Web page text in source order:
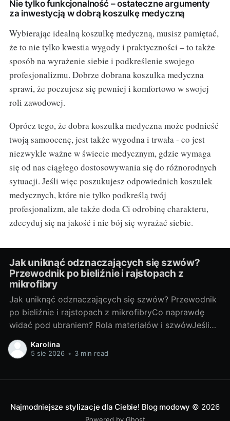
Nie tylko funkcjonalność – ostateczne argumenty
za inwestycją w dobrą koszulkę medyczną
Wybierając idealną koszulkę medyczną, musisz pamiętać,
że to nie tylko kwestia wygody i praktyczności – to także
sposób na wyrażenie siebie i podkreślenie swojego
profesjonalizmu. Dobrze dobrana koszulka medyczna
sprawi, że poczujesz się pewniej i komfortowo w swojej
roli zawodowej.
Oprócz tego, że dobra koszulka medyczna może podnieść
twoją samoocenę, jest także wygodna i trwała - co jest
niezwykle ważne w świecie medycznym, gdzie wymaga
się od nas ciągłego dostosowywania się do różnorodnych
sytuacji. Jeśli więc poszukujesz odpowiednich koszulek
medycznych, które nie tylko podkreślą twój
profesjonalizm, ale także doda Ci odrobinę charakteru,
zdecyduj się na jakość i nie bój się wyrażać siebie.
Jak uniknąć odznaczających się szwów?
Przewodnik po bieliźnie i rajstopach z
mikrofibry
Jak uniknąć odznaczających się szwów? Przewodnik
po bieliźnie i rajstopach z mikrofibryCo naprawdę
widać pod ubraniem? Rola materiałów i szwówJeśli
coś „odcina” się pod sukienką, winny rzadko jest
tylko jeden element. Na efekt pracują: grubość i
Karolina
5 sie 2026 • 3 min read
Najmodniejsze stylizacje dla Ciebie! Blog modowy © 2026
Powered by Ghost